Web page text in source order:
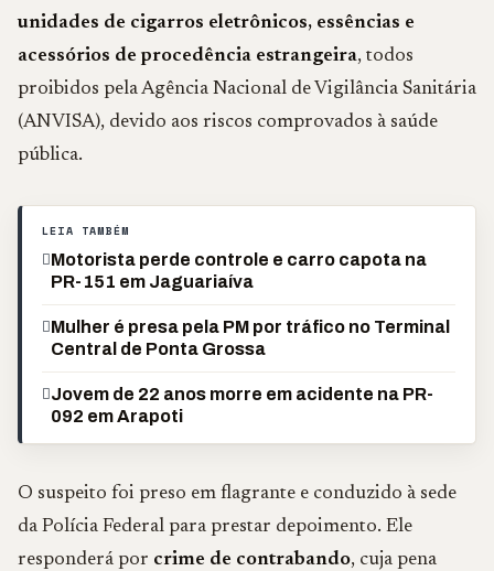
unidades de cigarros eletrônicos, essências e
acessórios de procedência estrangeira, todos
proibidos pela Agência Nacional de Vigilância Sanitária
(ANVISA), devido aos riscos comprovados à saúde
pública.
LEIA TAMBÉM
Motorista perde controle e carro capota na
PR-151 em Jaguariaíva
Mulher é presa pela PM por tráfico no Terminal
Central de Ponta Grossa
Jovem de 22 anos morre em acidente na PR-
092 em Arapoti
O suspeito foi preso em flagrante e conduzido à sede
da Polícia Federal para prestar depoimento. Ele
responderá por crime de contrabando, cuja pena